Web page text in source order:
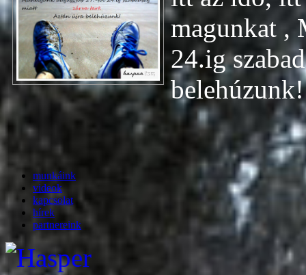
magunkat ,
24.ig
belehúzunk!
munkáink
videok
kapcsolat
hírek
partnereink